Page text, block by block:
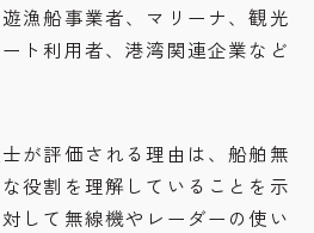
漁船事業者、マリーナ、観光
ト利用者、港湾関連企業など
が評価される理由は、船舶無
役割を理解していることを示
して無線機やレーダーの使い